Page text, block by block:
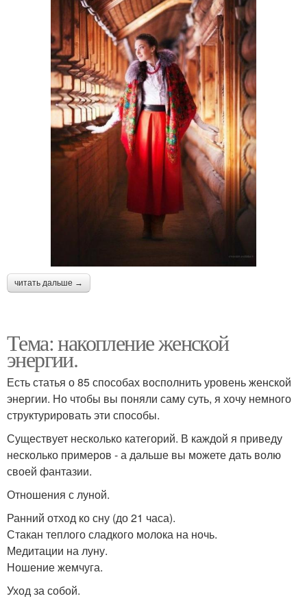
читать дальше →
Тема: накопление женской
энергии.
Есть статья о 85 способах восполнить уровень женской
энергии. Но чтобы вы поняли саму суть, я хочу немного
структурировать эти способы.
Существует несколько категорий. В каждой я приведу
несколько примеров - а дальше вы можете дать волю
своей фантазии.
Отношения с луной.
Ранний отход ко сну (до 21 часа).
Стакан теплого сладкого молока на ночь.
Медитации на луну.
Ношение жемчуга.
Уход за собой.